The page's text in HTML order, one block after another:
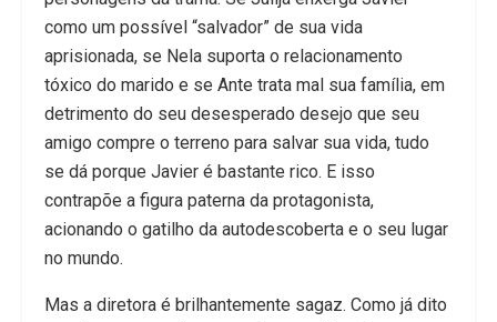
como um possível “salvador” de sua vida
aprisionada, se Nela suporta o relacionamento
tóxico do marido e se Ante trata mal sua família, em
detrimento do seu desesperado desejo que seu
amigo compre o terreno para salvar sua vida, tudo
se dá porque Javier é bastante rico. E isso
contrapõe a figura paterna da protagonista,
acionando o gatilho da autodescoberta e o seu lugar
no mundo.
Mas a diretora é brilhantemente sagaz. Como já dito